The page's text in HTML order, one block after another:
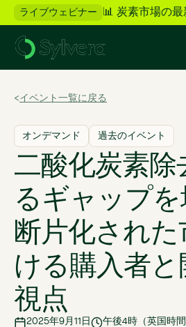
ライブウェビナー 📊 炭素市場の
>イベント一覧に戻る
オンデマンド 過去のイベント
二酸化炭素
るギャップを
断片化され
ける購入者
視点
2025年9月11日 午後4時（英国時間